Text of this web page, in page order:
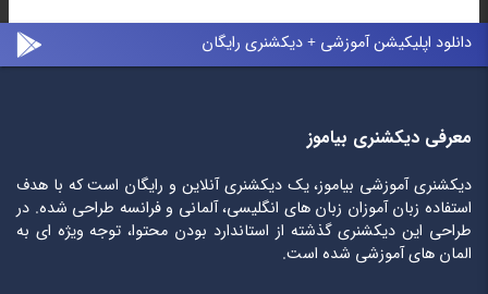
دانلود اپلیکیشن آموزشی + دیکشنری رایگان
معرفی دیکشنری بیاموز
دیکشنری آموزشی بیاموز، یک دیکشنری آنلاین و رایگان است که با هدف
استفاده زبان آموزان زبان های انگلیسی، آلمانی و فرانسه طراحی شده. در
طراحی این دیکشنری گذشته از استاندارد بودن محتوا، توجه ویژه ای به
المان های آموزشی شده است.